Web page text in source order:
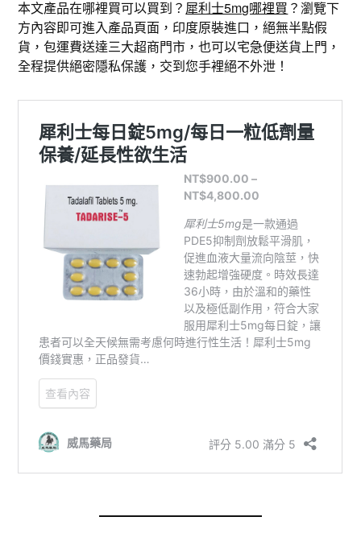
本文產品在哪裡買可以買到？ 犀利士5mg哪裡買 ？瀏覽下
方內容即可進入產品頁面，印度原裝進口，絕無半點假
貨，包運費送達三大超商門市，也可以宅急便送貨上門，
全程提供絕密隱私保護，交到您手裡絕不外泄！